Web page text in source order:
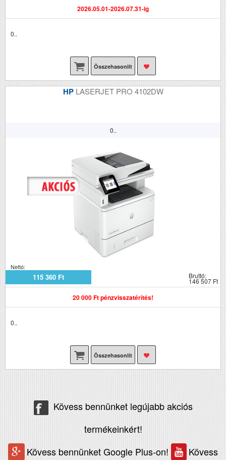
2026.05.01-2026.07.31-ig
0..
Összehasonlít
HP LASERJET PRO 4102DW
0..
Nettó:
115 360 Ft Bruttó:
146 507 Ft
20 000 Ft pénzvisszatérítés!
0..
Összehasonlít
Kövess bennünket legújabb akciós
termékeinkért!
Kövess bennünket Google Plus-on!
Kövess